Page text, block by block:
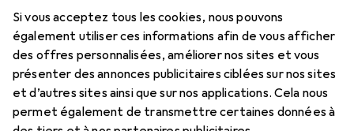
Si vous acceptez tous les cookies, nous pouvons
également utiliser ces informations afin de vous afficher
des offres personnalisées, améliorer nos sites et vous
présenter des annonces publicitaires ciblées sur nos sites
et d’autres sites ainsi que sur nos applications. Cela nous
permet également de transmettre certaines données à
Prix en EUR TVA incl.
Évaluations Marque
Plus de produits Secret
play